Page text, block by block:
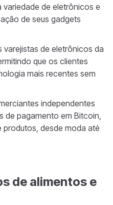
variedade de eletrônicos e
de seus gadgets
varejistas de eletrônicos da
que os clientes
mais recentes sem
independentes
de pagamento em Bitcoin,
desde moda até
de alimentos e